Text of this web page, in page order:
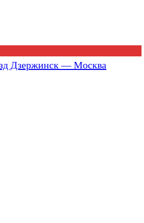
Дзержинск — Москва